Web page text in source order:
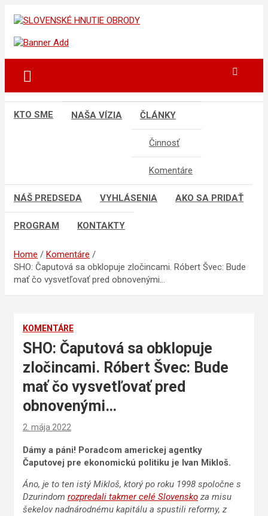
content
SLOVENSKÉ HNUTIE OBRODY
KTO SME NAŠA VÍZIA ČLÁNKY
Činnosť
Komentáre
NÁŠ PREDSEDA VYHLÁSENIA AKO SA PRIDAŤ
PROGRAM KONTAKTY
Home
Komentáre
SHO: Čaputová sa obklopuje zločincami. Róbert Švec: Bude
mať čo vysvetľovať pred obnovenými…
KOMENTÁRE
SHO: Čaputová sa obklopuje
zločincami. Róbert Švec: Bude
mať čo vysvetľovať pred
obnovenými…
2. mája 2022
Dámy a páni! Poradcom americkej agentky
Čaputovej pre ekonomickú politiku je Ivan Mikloš.
Áno, je to ten istý Mikloš, ktorý po roku 1998 spoločne s
Dzurindom rozpredali takmer celé Slovensko za misu
šekelov nadnárodnému kapitálu a spustili reformy, z